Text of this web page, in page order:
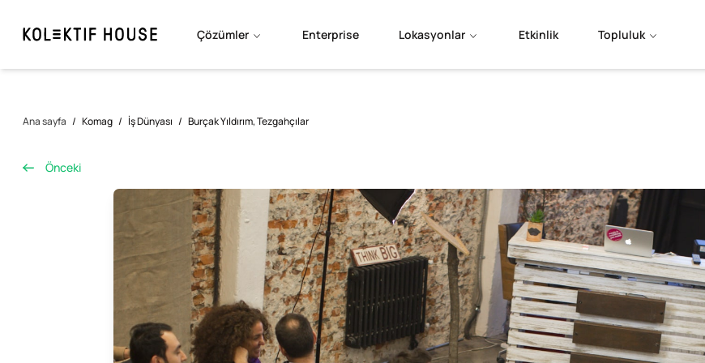
Çözümler Enterprise Lokasyonlar Etkinlik Topluluk
Ana sayfa / Komag / İş Dünyası / Burçak Yıldırım, Tezgahçılar
Önceki